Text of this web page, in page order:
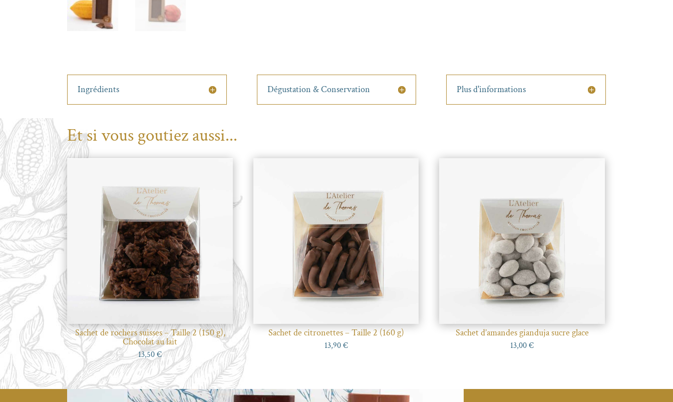
Ingrédients Dégustation & Conservation Plus d'informations
Et si vous goutiez aussi...
Sachet de rochers suisses – Taille 2 (150 g),
Chocolat au lait
13,50€
Sachet de citronettes – Taille 2 (160 g)
13,90€
Sachet d’amandes gianduja sucre glace
13,00€